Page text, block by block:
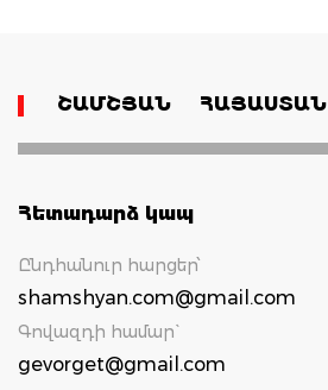
ՇԱՄՇՅԱՆ ՀԱՅԱՍՏԱՆ
Հետադարձ կապ
Ընդհանուր հարցեր՝
shamshyan.com@gmail.com
Գովազդի համար`
gevorget@gmail.com